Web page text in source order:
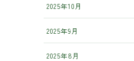
2025年10月
2025年9月
2025年8月